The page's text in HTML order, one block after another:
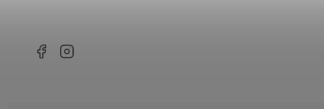
Facebook